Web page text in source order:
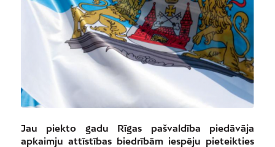
Jau piekto gadu Rīgas pašvaldība piedāvāja
apkaimju attīstības biedrībām iespēju pieteikties